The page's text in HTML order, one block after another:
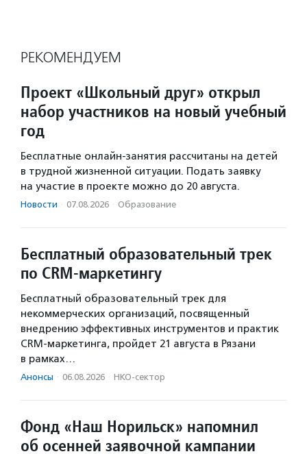
РЕКОМЕНДУЕМ
Проект «Школьный друг» открыл
набор участников на новый учебный
год
Бесплатные онлайн-занятия рассчитаны на детей
в трудной жизненной ситуации. Подать заявку
на участие в проекте можно до 20 августа.
Новости · 07.08.2026 · Образование
Бесплатный образовательный трек
по CRM-маркетингу
Бесплатный образовательный трек для
некоммерческих организаций, посвященный
внедрению эффективных инструментов и практик
CRM-маркетинга, пройдет 21 августа в Рязани
в рамках…
Анонсы · 06.08.2026 · НКО-сектор
Фонд «Наш Норильск» напомнил
об осенней заявочной кампании